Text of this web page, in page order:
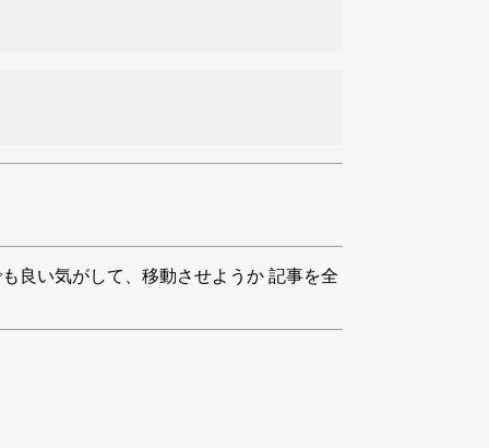
良い気がして、移動させようか 記事を全